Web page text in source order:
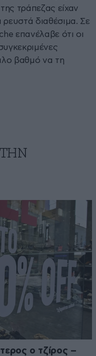
τράπεζας είχαν
διαθέσιμα. Σε
επανέλαβε ότι οι
βαθμό να τη
ο τζίρος –